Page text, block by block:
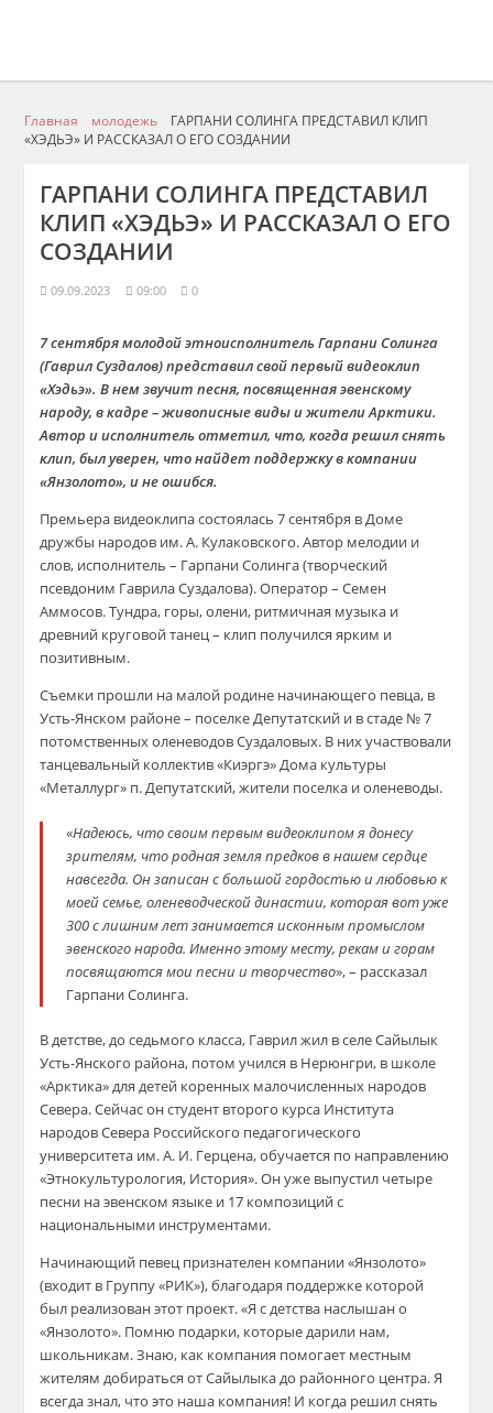
Главная молодежь
ГАРПАНИ СОЛИНГА ПРЕДСТАВИЛ КЛИП
«ХЭДЬЭ» И РАССКАЗАЛ О ЕГО СОЗДАНИИ
ГАРПАНИ СОЛИНГА ПРЕДСТАВИЛ
КЛИП «ХЭДЬЭ» И РАССКАЗАЛ О ЕГО
СОЗДАНИИ
09.09.2023 09:00 0
7 сентября молодой этноисполнитель Гарпани Солинга
(Гаврил Суздалов) представил свой первый видеоклип
«Хэдьэ». В нем звучит песня, посвященная эвенскому
народу, в кадре – живописные виды и жители Арктики.
Автор и исполнитель отметил, что, когда решил снять
клип, был уверен, что найдет поддержку в компании
«Янзолото», и не ошибся.
Премьера видеоклипа состоялась 7 сентября в Доме
дружбы народов им. А. Кулаковского. Автор мелодии и
слов, исполнитель – Гарпани Солинга (творческий
псевдоним Гаврила Суздалова). Оператор – Семен
Аммосов. Тундра, горы, олени, ритмичная музыка и
древний круговой танец – клип получился ярким и
позитивным.
Съемки прошли на малой родине начинающего певца, в
Усть-Янском районе – поселке Депутатский и в стаде № 7
потомственных оленеводов Суздаловых. В них участвовали
танцевальный коллектив «Киэргэ» Дома культуры
«Металлург» п. Депутатский, жители поселка и оленеводы.
«Надеюсь, что своим первым видеоклипом я донесу
зрителям, что родная земля предков в нашем сердце
навсегда. Он записан с большой гордостью и любовью к
моей семье, оленеводческой династии, которая вот уже
300 с лишним лет занимается исконным промыслом
эвенского народа. Именно этому месту, рекам и горам
посвящаются мои песни и творчество», – рассказал
Гарпани Солинга.
В детстве, до седьмого класса, Гаврил жил в селе Сайылык
Усть-Янского района, потом учился в Нерюнгри, в школе
«Арктика» для детей коренных малочисленных народов
Севера. Сейчас он студент второго курса Института
народов Севера Российского педагогического
университета им. А. И. Герцена, обучается по направлению
«Этнокультурология, История». Он уже выпустил четыре
песни на эвенском языке и 17 композиций с
национальными инструментами.
Начинающий певец признателен компании «Янзолото»
(входит в Группу «РИК»), благодаря поддержке которой
был реализован этот проект. «Я с детства наслышан о
«Янзолото». Помню подарки, которые дарили нам,
школьникам. Знаю, как компания помогает местным
жителям добираться от Сайылыка до районного центра. Я
всегда знал, что это наша компания! И когда решил снять